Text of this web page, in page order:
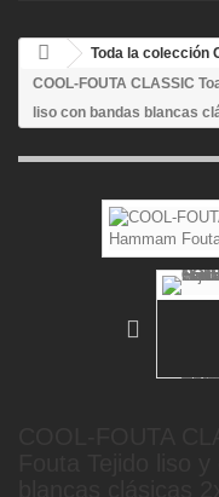
Toda la colección
COOL-FOUTA CLASSIC
liso con bandas blancas